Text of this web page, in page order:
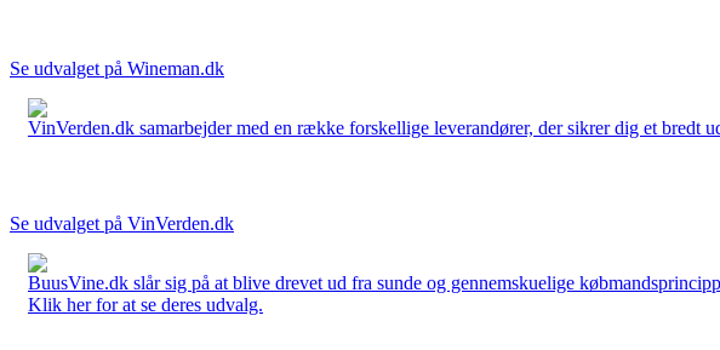
Se udvalget på Wineman.dk
VinVerden.dk samarbejder med en række forskellige leverandører, der sikrer dig et
Se udvalget på VinVerden.dk
BuusVine.dk slår sig på at blive drevet ud fra sunde og gennemskuelige
Klik her for at se deres udvalg.